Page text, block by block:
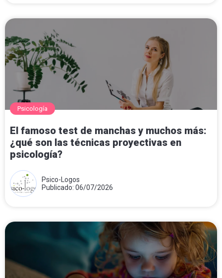
Psicología
El famoso test de manchas y muchos más:
¿qué son las técnicas proyectivas en
psicología?
Psico-Logos
Publicado: 06/07/2026